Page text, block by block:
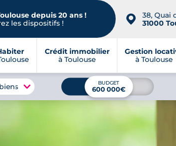
depuis 20 ans !
les dispositifs ! 📍
38, Quai
31000
Crédit immobilier
à Toulouse
Gestion
à Toulouse
BUDGET
600 000€